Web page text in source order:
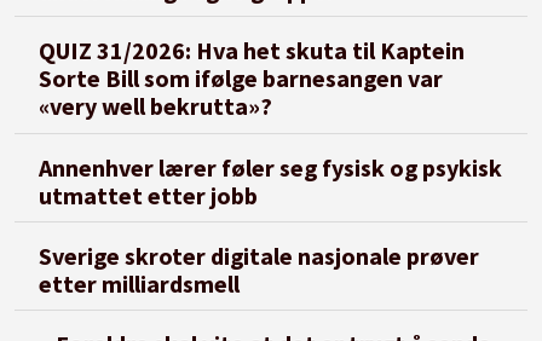
QUIZ 31/2026: Hva het skuta til Kaptein
Sorte Bill som ifølge barnesangen var
«very well bekrutta»?
Annenhver lærer føler seg fysisk og psykisk
utmattet etter jobb
Sverige skroter digitale nasjonale prøver
etter milliardsmell